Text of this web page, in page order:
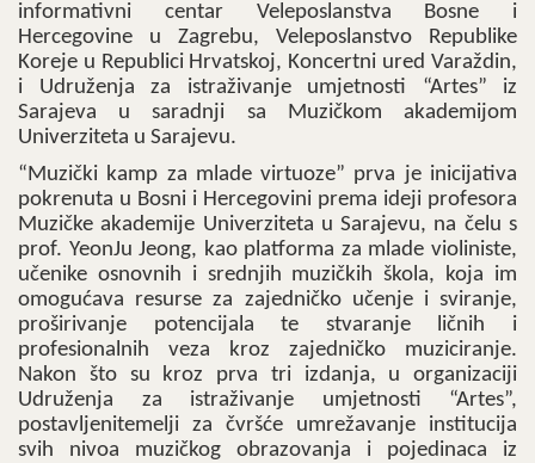
informativni centar Veleposlanstva Bosne i
Hercegovine u Zagrebu, Veleposlanstvo Republike
Koreje u Republici Hrvatskoj, Koncertni ured Varaždin,
i Udruženja za istraživanje umjetnosti “Artes” iz
Sarajeva u saradnji sa Muzičkom akademijom
Univerziteta u Sarajevu.
“Muzički kamp za mlade virtuoze” prva je inicijativa
pokrenuta u Bosni i Hercegovini prema ideji profesora
Muzičke akademije Univerziteta u Sarajevu, na čelu s
prof. YeonJu Jeong, kao platforma za mlade violiniste,
učenike osnovnih i srednjih muzičkih škola, koja im
omogućava resurse za zajedničko učenje i sviranje,
proširivanje potencijala te stvaranje ličnih i
profesionalnih veza kroz zajedničko muziciranje.
Nakon što su kroz prva tri izdanja, u organizaciji
Udruženja za istraživanje umjetnosti “Artes”,
postavljenitemelji za čvršće umrežavanje institucija
svih nivoa muzičkog obrazovanja i pojedinaca iz